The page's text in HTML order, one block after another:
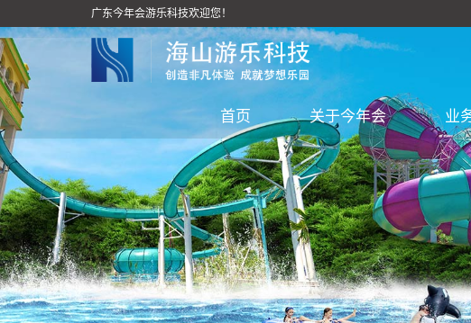
广东今年会游乐科技欢迎您！
首页 关于今年会 业